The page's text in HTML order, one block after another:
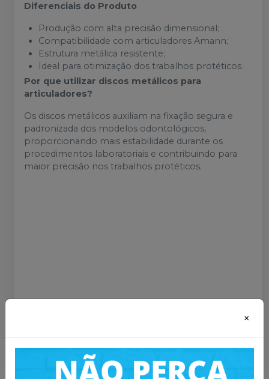
Diferenciais do Produto
Produção com alta precisão dimensional;
Compatibilidade com articuladores Amann;
Estrutura metálica resistente;
Ideal para otimização dos trabalhos protéticos.
Por que utilizar discos metálicos para
articuladores?
Os discos metálicos auxiliam na fixação segura e
padronizada dos modelos odontológicos,
proporcionando mais estabilidade durante os
procedimentos laboratoriais e contribuindo para
maior precisão nos trabalhos protéticos.
Catálogo
×